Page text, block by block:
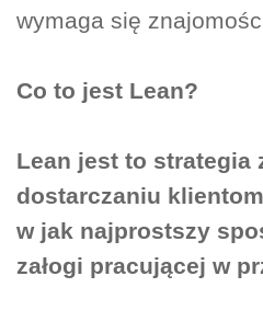
wymaga się
Co to jest Lean?
Lean jest to strategia
dostarczaniu
w jak najprostszy
załogi pracującej w